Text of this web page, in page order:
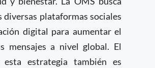
diversas plataformas sociales
digital para aumentar el
mensajes a nivel global. El
estrategia también es